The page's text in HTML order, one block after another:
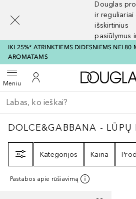
Douglas
ir reguliariai
išskirtinius
pasiūlymus
nuolaidas
IKI 25%* ATRINKTIEMS DIDESNIEMS NEI 80
AROMATAMS
MeniuAtidaryti meniuĮ mano paskyrą
Grįžk atgal
Vykdykite paiešką
DOLCE&GABBANA -
DOLCE&GABBANA - LŪPŲ
Kategorijos
Kaina
Pastabos apie rūšiavimą
[navigation.slideout.screenreader]